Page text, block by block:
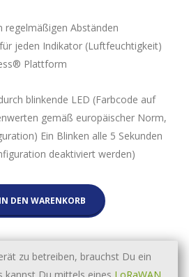
regelmäßigen Abständen
jeden Indikator (Luftfeuchtigkeit)
Plattform
blinkende LED (Farbcode auf
gemäß europäischer Norm,
Ein Blinken alle 5 Sekunden
deaktiviert werden)
IN DEN WARENKORB
zu betreiben, brauchst Du ein